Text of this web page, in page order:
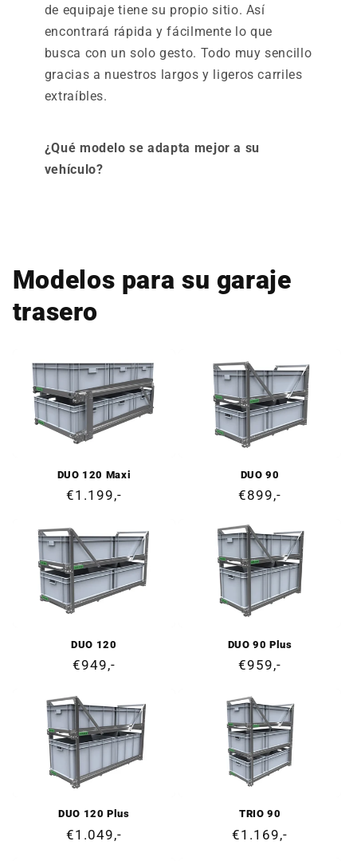
de equipaje tiene su propio sitio. Así
encontrará rápida y fácilmente lo que
busca con un solo gesto. Todo muy sencillo
gracias a nuestros largos y ligeros carriles
extraíbles.
¿Qué modelo se adapta mejor a su
vehículo?
Modelos para su garaje
trasero
DUO 120 Maxi
Precio
€1.199,-
DUO 90
Precio
€899,-
DUO 120
Precio
€949,-
DUO 90 Plus
Precio
€959,-
DUO 120 Plus
Precio
€1.049,-
TRIO 90
Precio
€1.169,-